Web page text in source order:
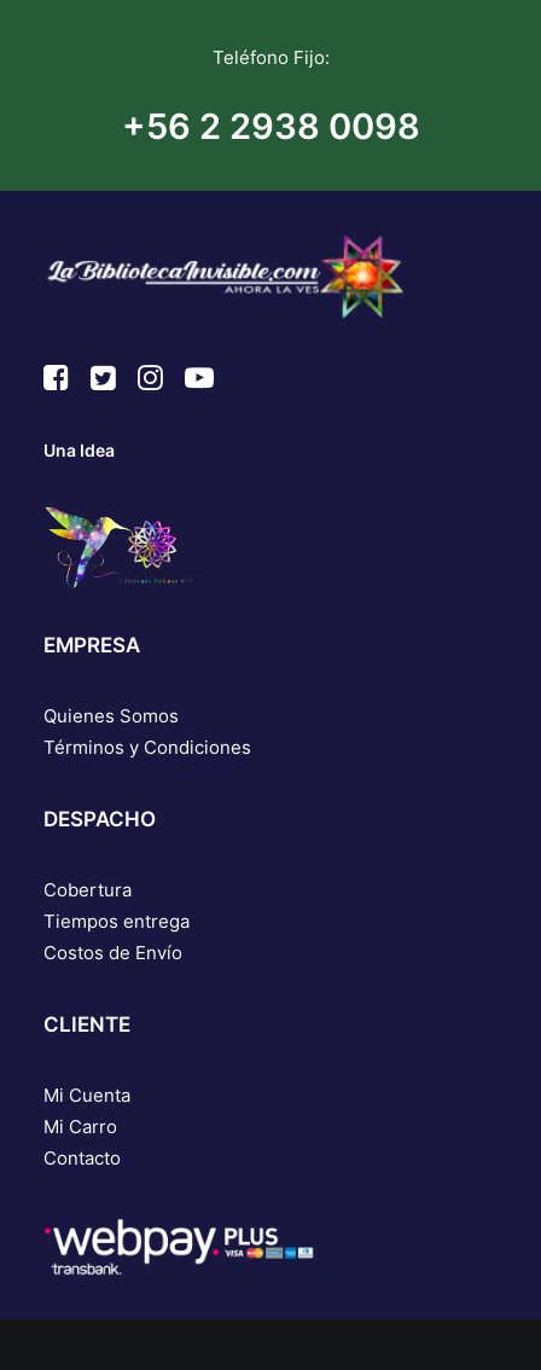
Teléfono Fijo:
+56 2 2938 0098
Una Idea
EMPRESA
Quienes Somos
Términos y Condiciones
DESPACHO
Cobertura
Tiempos entrega
Costos de Envío
CLIENTE
Mi Cuenta
Mi Carro
Contacto